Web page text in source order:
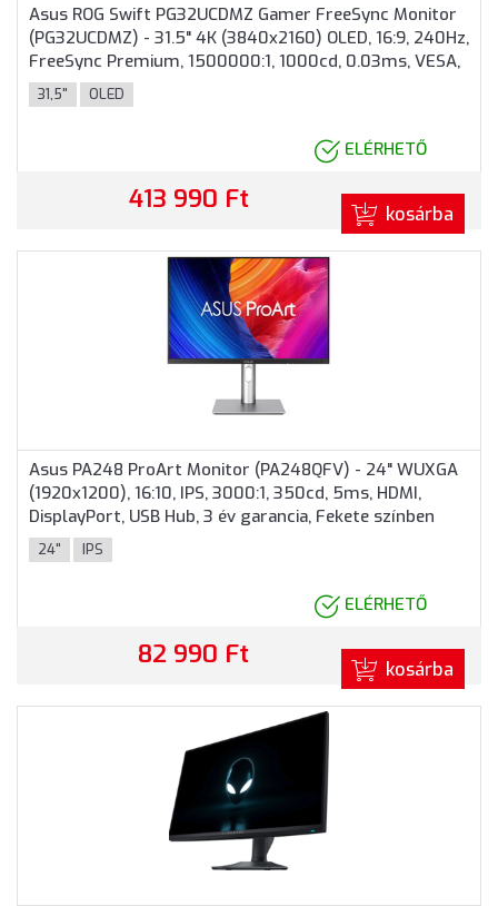
Asus ROG Swift PG32UCDMZ Gamer FreeSync Monitor
(PG32UCDMZ) - 31.5" 4K (3840x2160) OLED, 16:9, 240Hz,
FreeSync Premium, 1500000:1, 1000cd, 0.03ms, VESA,
DisplayPort, 2xHDMI, USB Type-A, 3 év garancia, Fekete
színben
31,5" OLED
ELÉRHETŐ
413 990 Ft kosárba
Asus PA248 ProArt Monitor (PA248QFV) - 24" WUXGA
(1920x1200), 16:10, IPS, 3000:1, 350cd, 5ms, HDMI,
DisplayPort, USB Hub, 3 év garancia, Fekete színben
24" IPS
ELÉRHETŐ
82 990 Ft kosárba